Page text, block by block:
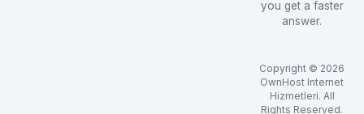
you get a faster
answer.
Copyright © 2026
OwnHost Internet
Hizmetleri. All
Rights Reserved.